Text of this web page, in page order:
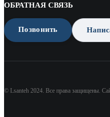
ОБРАТНАЯ СВЯЗЬ
Позвонить
© Lsanteh 2024. Все права защищены.